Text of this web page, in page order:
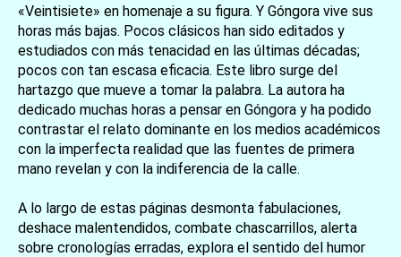
«Veintisiete» en homenaje a su figura. Y Góngora vive sus
horas más bajas. Pocos clásicos han sido editados y
estudiados con más tenacidad en las últimas décadas;
pocos con tan escasa eficacia. Este libro surge del
hartazgo que mueve a tomar la palabra. La autora ha
dedicado muchas horas a pensar en Góngora y ha podido
contrastar el relato dominante en los medios académicos
con la imperfecta realidad que las fuentes de primera
mano revelan y con la indiferencia de la calle.
A lo largo de estas páginas desmonta fabulaciones,
deshace malentendidos, combate chascarrillos, alerta
sobre cronologías erradas, explora el sentido del humor